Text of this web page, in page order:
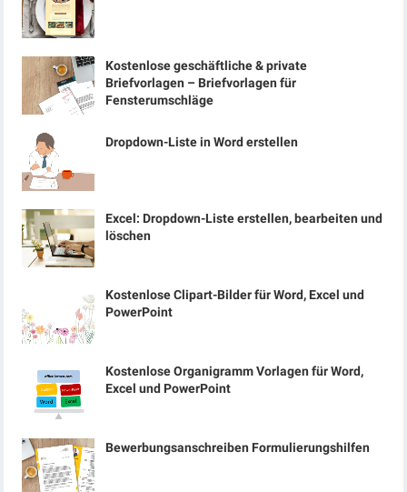
Kostenlose geschäftliche & private
Briefvorlagen – Briefvorlagen für
Fensterumschläge
Dropdown-Liste in Word erstellen
Excel: Dropdown-Liste erstellen, bearbeiten und
löschen
Kostenlose Clipart-Bilder für Word, Excel und
PowerPoint
Kostenlose Organigramm Vorlagen für Word,
Excel und PowerPoint
Bewerbungsanschreiben Formulierungshilfen